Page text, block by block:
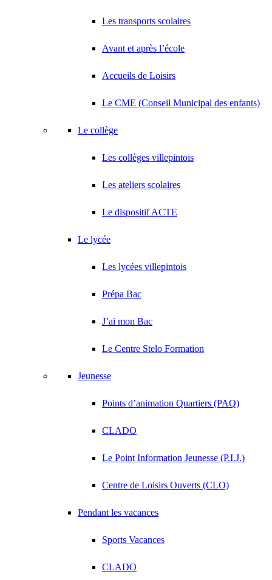
Les transports scolaires
Avant et après l’école
Accueils de Loisirs
Le CME (Conseil Municipal des enfants)
Le collège
Les collèges villepintois
Les ateliers scolaires
Le dispositif ACTE
Le lycée
Les lycées villepintois
Prépa Bac
J’ai mon Bac
Le Centre Stelo Formation
Jeunesse
Points d’animation Quartiers (PAQ)
CLADO
Le Point Information Jeunesse (P.I.J.)
Centre de Loisirs Ouverts (CLO)
Pendant les vacances
Sports Vacances
CLADO